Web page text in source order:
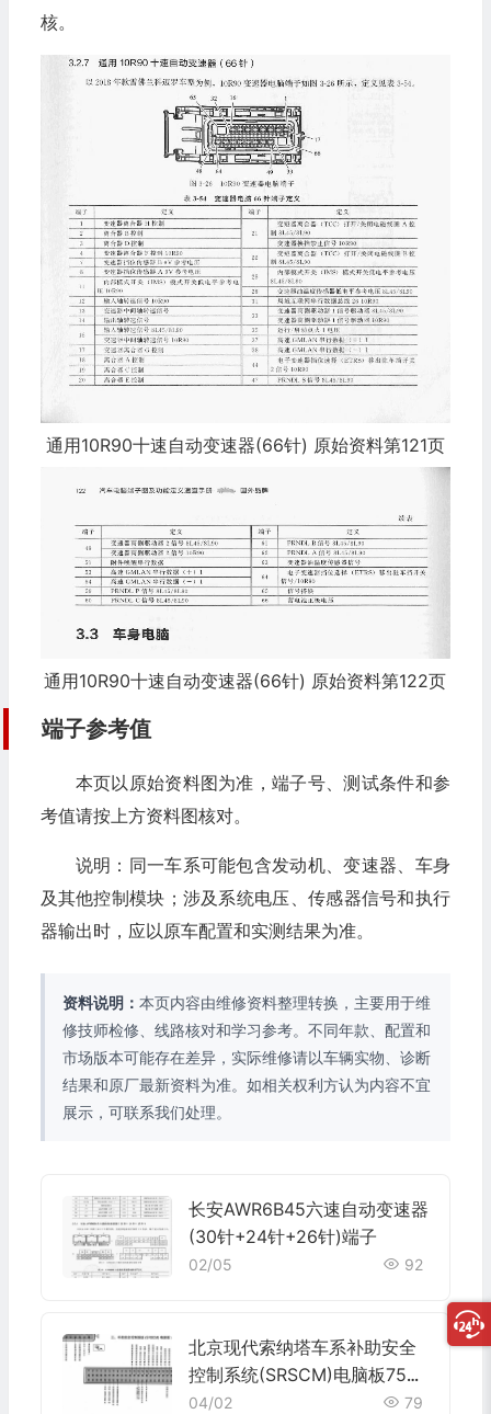
核。
通用10R90十速自动变速器(66针) 原始资料第121页
通用10R90十速自动变速器(66针) 原始资料第122页
端子参考值
本页以原始资料图为准，端子号、测试条件和参
考值请按上方资料图核对。
说明：同一车系可能包含发动机、变速器、车身
及其他控制模块；涉及系统电压、传感器信号和执行
器输出时，应以原车配置和实测结果为准。
资料说明： 本页内容由维修资料整理转换，主要用于维
修技师检修、线路核对和学习参考。不同年款、配置和
市场版本可能存在差异，实际维修请以车辆实物、诊断
结果和原厂最新资料为准。如相关权利方认为内容不宜
展示，可联系我们处理。
长安AWR6B45六速自动变速器
(30针+24针+26针)端子
02/05 92
北京现代索纳塔车系补助安全
控制系统(SRSCM)电脑板75针
端子
04/02 79